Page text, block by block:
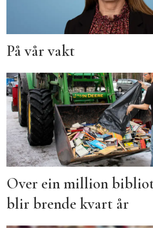
På vår vakt
Over ein million
blir brende kvart år